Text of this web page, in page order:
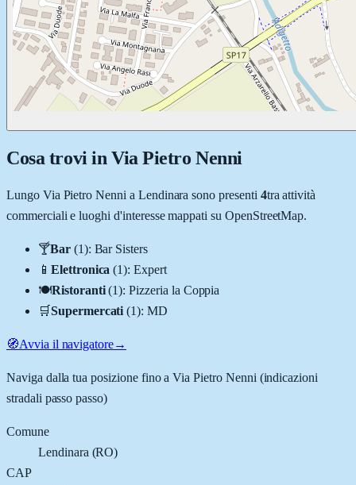
Cosa trovi in Via Pietro Nenni
Lungo Via Pietro Nenni a Lendinara sono presenti 4tra attività
commerciali e luoghi d'interesse mappati su OpenStreetMap.
🍸Bar (1): Bar Sisters
📱 Elettronica (1):Expert
🍽️Ristoranti (1):Pizzeria la Coppia
🛒Supermercati (1):MD
🧭Avvia il navigatore→
Naviga dalla tua posizione fino aVia Pietro Nenni (indicazioni
stradali passo passo)
Comune
Lendinara (RO)
CAP